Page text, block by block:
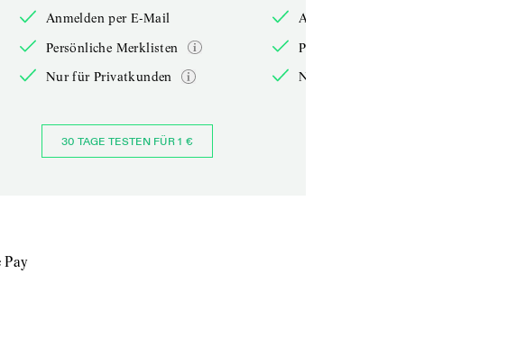
Anmelden per E-Mail
Persönliche Merklisten
Nur für Privatkunden
30 TAGE TESTEN FÜR 1 €
Anmelden per E-Mail
Persönliche Merklisten
Nur für Privatkunden